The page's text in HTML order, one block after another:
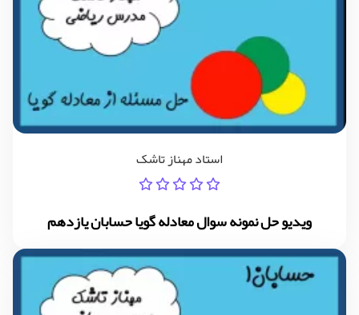
استاد مهناز تاشک
ویدیو حل نمونه سوال معادله گویا حسابان یازدهم